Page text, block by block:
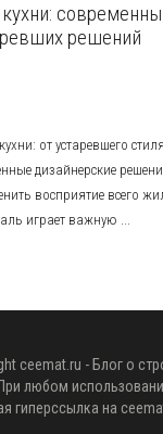
решений
от устаревшего
дизайнерские
восприятие всего
играет важную ...
ceemat.ru - Блог о
любом
гиперссылка на